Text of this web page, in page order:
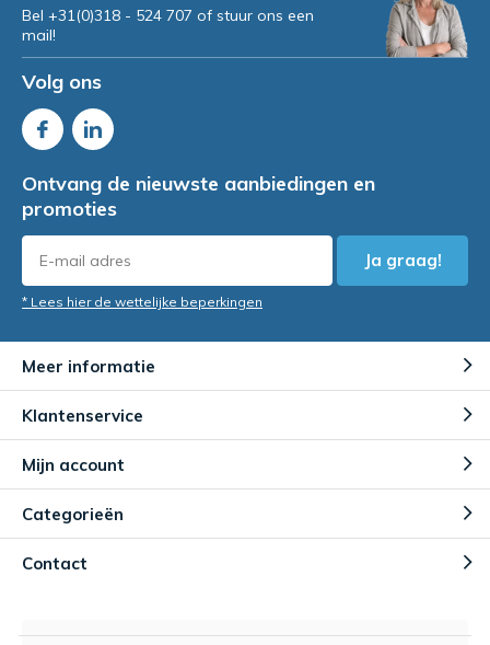
Bel +31(0)318 - 524 707 of stuur ons een
mail!
Volg ons
Ontvang de nieuwste aanbiedingen en
promoties
Ja graag!
* Lees hier de wettelijke beperkingen
Meer informatie
Klantenservice
Mijn account
Categorieën
Contact